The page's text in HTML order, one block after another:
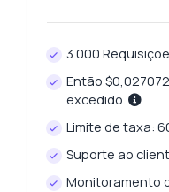
3.000
Então
excedido.
Limite de taxa:
Suporte ao
Monitoramento